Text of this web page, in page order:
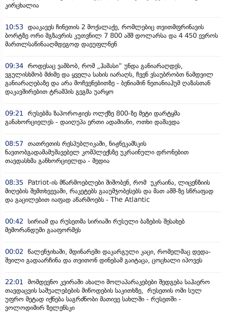
კირცხალია
10:53 დააკავეს ჩინეთის 2 მოქალაქე, რომლებიც თვითმფრინავის
ბორტზე ორი მგზავრის კუთვნილ 7 800 აშშ დოლარსა და 4 450 ევროს
მართლსაწინააღმდეგოდ დაეუფლნენ
09:34 როდესაც ვამბობ, რომ „ჰამასი“ უნდა განიარაღდეს,
ვგულისხმობ მძიმე და ყველა სახის იარაღს, ჩვენ ვსაუბრობთ ნამდვილ
განიარაღებაზე და არა მოჩვენებითზე - ბენიამინ ნეთანიაჰუმ ღაზასთან
დაკავშირებით ტრამპის გეგმა უარყო
09:21
რუსებმა ზაპოროჟიეს ოლქზე 800-ზე მეტი დარტყმა
განახორციელეს - დაიღუპა ერთი ადამიანი, ოთხი დაშავდა
08:57 თათრეთის რესპუბლიკაში, ნიჟნეკამსკის
ნავთობგადამამუშავებელ კომპლექსზე უკრაინული დრონებით
თავდასხმა განხორციელდა - მედია
08:35
Patriot-ის მწარმოებლები შიშობენ, რომ უკრაინა, ლიცენზიის
მიღების შემთხვევაში, რაკეტებს გააუმჯობესებს და მათ აშშ-ზე სწრაფად
და გაცილებით იაფად აწარმოებს - The Atlantic
00:42
სირიამ და რუსეთმა სირიაში რუსული ბაზების შესახებ
მემორანდუმი გააფორმეს
00:02
წალენჯიხაში, მდინარეში დაკარგული კაცი, რომელმაც დედა-
შვილი გადაარჩინა და თვითონ დინებამ გაიტაცა, ცოცხალი იპოვეს
22:01
მომდევნო კვირაში ახალი მოლაპარაკებები შედგება საჰაერო
თავდაცვის საშუალებების მიწოდების საკითხზე, რუსეთის ომი სულ
უფრო მეტად იქნება საგრძნობი მათივე სახლში - რუსეთში -
ვოლოდიმირ ზელენსკი